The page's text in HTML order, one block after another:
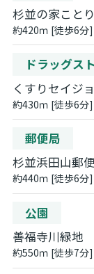
杉並の家こと
約420ｍ [徒歩6分]
ドラッグス
くすりセイジ
約430ｍ [徒歩6分]
郵便局
杉並浜田山郵
約440ｍ [徒歩6分]
公園
善福寺川緑地
約550ｍ [徒歩7分]